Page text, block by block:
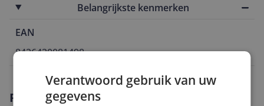
Belangrijkste kenmerken
EAN
8426420081498
Productomschrijving
Verantwoord gebruik van uw
gegevens